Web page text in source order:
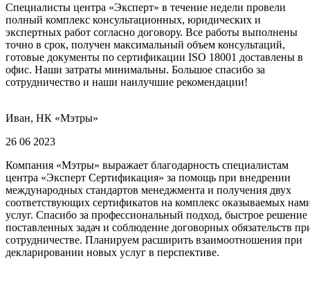
Специалисты центра «Эксперт» в течение недели провели
полный комплекс консультационных, юридических и
экспертных работ согласно договору. Все работы выполнены
точно в срок, получен максимальный объем консультаций,
готовые документы по сертификации ISO 18001 доставлены в
офис. Наши затраты минимальны. Большое спасибо за
сотрудничество и наши наилучшие рекомендации!
Иван, НК «Мэтры»
26 06 2023
Компания «Мэтры» выражает благодарность специалистам
центра «Эксперт Сертификация» за помощь при внедрении
международных стандартов менеджмента и получения двух
соответствующих сертификатов на комплекс оказываемых
услуг. Спасибо за профессиональный подход, быстрое решение
поставленных задач и соблюдение договорных обязательств
сотрудничестве. Планируем расширить взаимоотношения при
декларировании новых услуг в перспективе.